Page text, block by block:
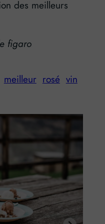
des meilleurs
figaro
meilleur rosé vin